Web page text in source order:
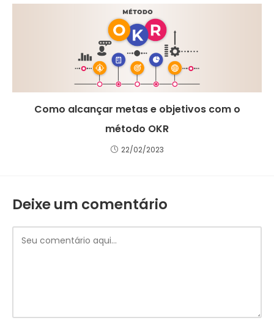
Como alcançar metas e objetivos com o
método OKR
22/02/2023
Deixe um comentário